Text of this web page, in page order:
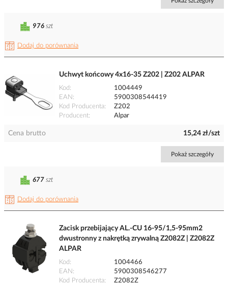
Dodaj do porównania
976 szt
Uchwyt końcowy 4x16-35 Z202 | Z202 ALPAR
Kod
1004449
EAN
5900308544419
Kod Producenta
Z202
Producent
Alpar
Cena brutto 15,24 zł/szt
Pokaż szczegóły
Dodaj do porównania
677 szt
Zacisk przebijający AL.-CU 16-95/1,5-95mm2
dwustronny z nakrętką zrywalną Z2082Z | Z2082Z
ALPAR
Kod
1004466
EAN
5900308546277
Kod Producenta
Z2082Z